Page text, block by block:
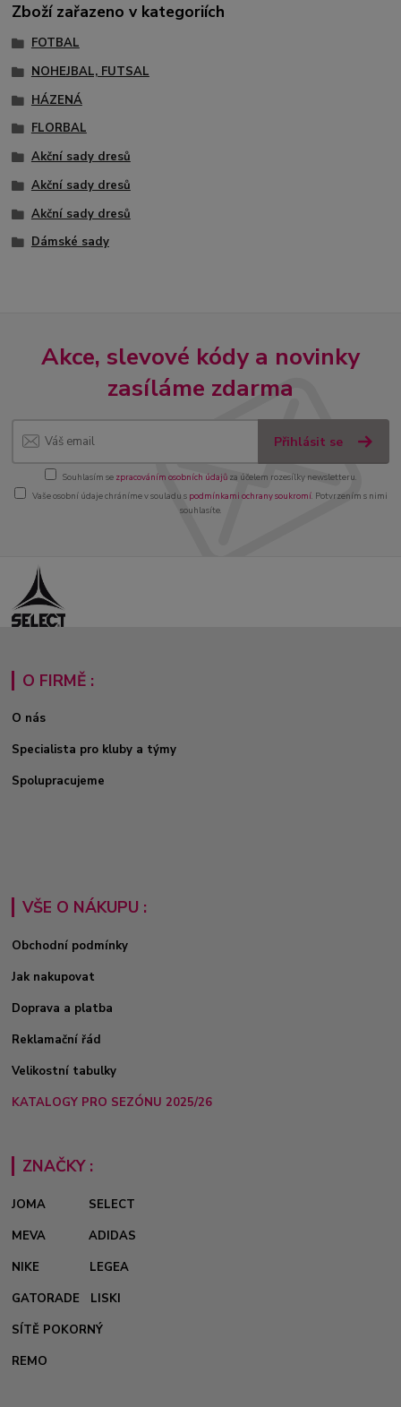
Zboží zařazeno v kategoriích
FOTBAL
NOHEJBAL, FUTSAL
HÁZENÁ
FLORBAL
Akční sady dresů
Akční sady dresů
Akční sady dresů
Dámské sady
Akce, slevové kódy a novinky
zasíláme zdarma
Přihlásit se
Souhlasím se zpracováním osobních údajůza účelem rozesílky newsletteru.
Vaše osobní údaje chráníme v souladu s podmínkami ochrany soukromí. Potvrzením s nimi
souhlasíte.
O FIRMĚ :
O nás
Specialista pro kluby a týmy
Spolupracujeme
VŠE O NÁKUPU :
Obchodní podmínky
Jak nakupovat
Doprava a platba
Reklamační řád
Velikostní tabulky
KATALOGY PRO SEZÓNU 2025/26
ZNAČKY :
JOMA
SELECT
MEVA
ADIDAS
NIKE
LEGEA
GATORADE
LISKI
SÍTĚ POKORNÝ
REMO